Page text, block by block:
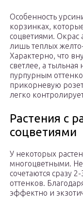
Особенность
корзинках,
соцветиями. Окрас
лишь теплых
Характерно, что
светлее, а тыльная
пурпурным
прикорневую
легко
Растения с
соцветиями
У некоторых
многоцветными.
сочетаются сразу
оттенков.
эффектно и